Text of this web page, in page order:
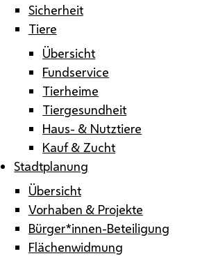
Sicherheit
Tiere
Übersicht
Fundservice
Tierheime
Tiergesundheit
Haus- & Nutztiere
Kauf & Zucht
Stadtplanung
Übersicht
Vorhaben & Projekte
Bürger*innen-Beteiligung
Flächenwidmung